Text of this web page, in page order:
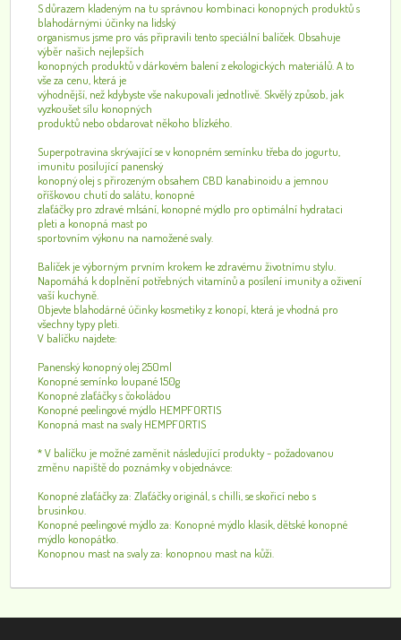
S důrazem kladeným na tu správnou kombinaci konopných produktů s
blahodárnými účinky na lidský
organismus jsme pro vás připravili tento speciální balíček. Obsahuje
výběr našich nejlepších
konopných produktů v dárkovém balení z ekologických materiálů. A to
vše za cenu, která je
výhodnější, než kdybyste vše nakupovali jednotlivě. Skvělý způsob, jak
vyzkoušet sílu konopných
produktů nebo obdarovat někoho blízkého.
Superpotravina skrývající se v konopném semínku třeba do jogurtu,
imunitu posilující panenský
konopný olej s přirozeným obsahem CBD kanabinoidu a jemnou
oříškovou chutí do salátu, konopné
zlaťáčky pro zdravé mlsání, konopné mýdlo pro optimální hydrataci
pleti a konopná mast po
sportovním výkonu na namožené svaly.
Balíček je výborným prvním krokem ke zdravému životnímu stylu.
Napomáhá k doplnění potřebných vitamínů a posílení imunity a oživení
vaší kuchyně.
Objevte blahodárné účinky kosmetiky z konopí, která je vhodná pro
všechny typy pleti.
V balíčku najdete:
Panenský konopný olej 250ml
Konopné semínko loupané 150g
Konopné zlaťáčky s čokoládou
Konopné peelingové mýdlo HEMPFORTIS
Konopná mast na svaly HEMPFORTIS
* V balíčku je možné zaměnit následující produkty - požadovanou
změnu napiště do poznámky v objednávce:
Konopné zlaťáčky za: Zlaťáčky originál, s chilli, se skořicí nebo s
brusinkou.
Konopné peelingové mýdlo za: Konopné mýdlo klasik, dětské konopné
mýdlo konopátko.
Konopnou mast na svaly za: konopnou mast na kůži.